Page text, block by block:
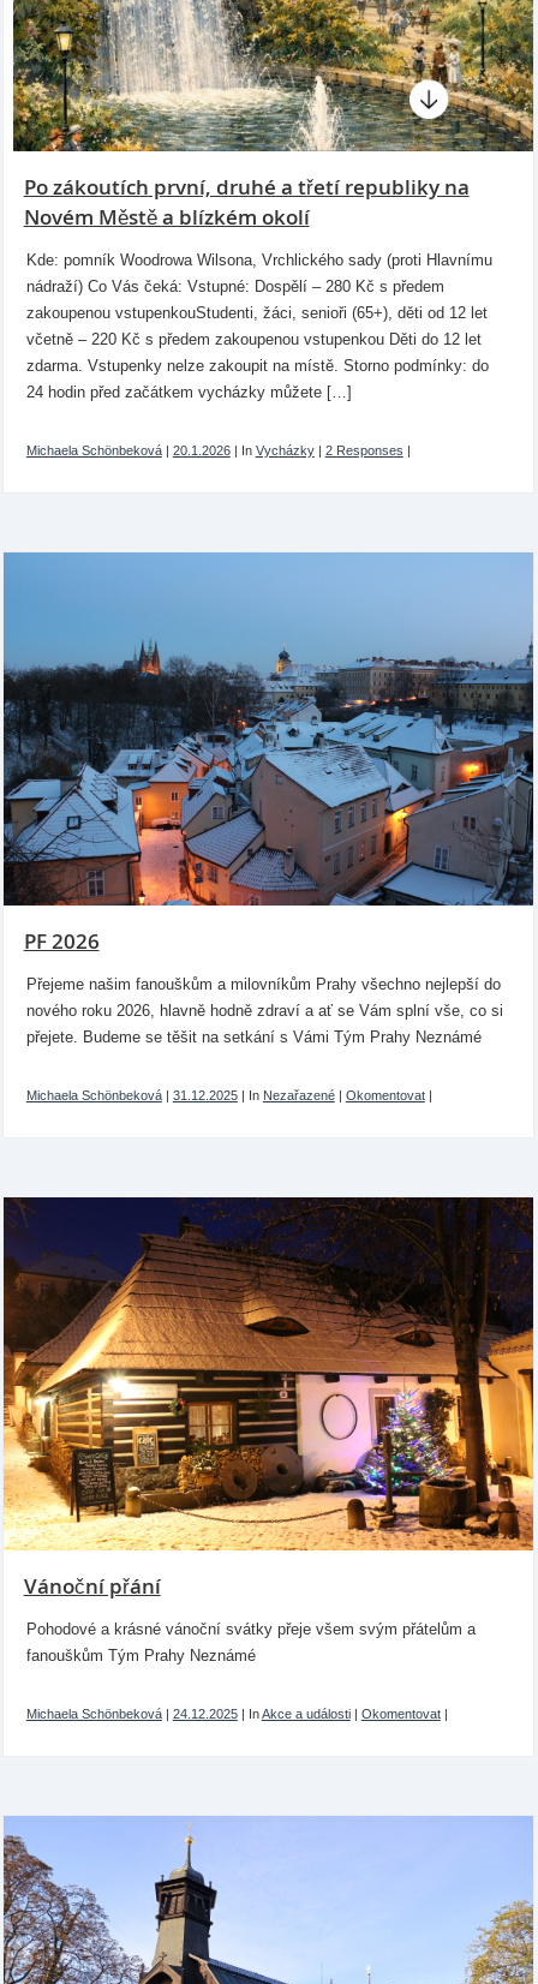
Po zákoutích první, druhé a třetí republiky na
Novém Městě a blízkém okolí
Kde: pomník Woodrowa Wilsona, Vrchlického sady (proti Hlavnímu
nádraží) Co Vás čeká: Vstupné: Dospělí – 280 Kč s předem
zakoupenou vstupenkouStudenti, žáci, senioři (65+), děti od 12 let
včetně – 220 Kč s předem zakoupenou vstupenkou Děti do 12 let
zdarma. Vstupenky nelze zakoupit na místě. Storno podmínky: do
24 hodin před začátkem vycházky můžete […]
Michaela Schönbeková| 20.1.2026| In Vycházky| 2 Responses |
PF 2026
Přejeme našim fanouškům a milovníkům Prahy všechno nejlepší do
nového roku 2026, hlavně hodně zdraví a ať se Vám splní vše, co si
přejete. Budeme se těšit na setkání s Vámi Tým Prahy Neznámé
Michaela Schönbeková| 31.12.2025| In Nezařazené| Okomentovat|
Vánoční přání
Pohodové a krásné vánoční svátky přeje všem svým přátelům a
fanouškům Tým Prahy Neznámé
Michaela Schönbeková| 24.12.2025| InAkce a události| Okomentovat|